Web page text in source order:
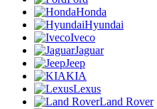
Honda
Hyundai
Iveco
Jaguar
Jeep
KIA
Lexus
Land Rover